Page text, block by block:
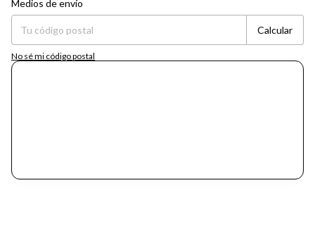
Medios de envío
Calcular
No sé mi código postal